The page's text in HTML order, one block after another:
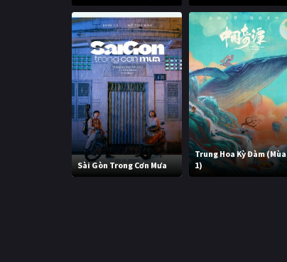
Sài Gòn Trong Cơn Mưa
Trung Hoa Kỳ Đàm (Mùa
1)